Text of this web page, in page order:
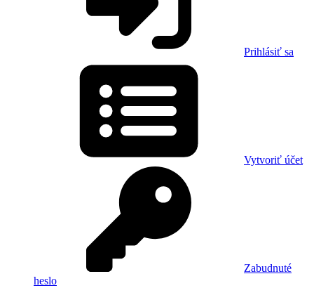
Prihlásiť sa
Vytvoriť účet
Zabudnuté
heslo